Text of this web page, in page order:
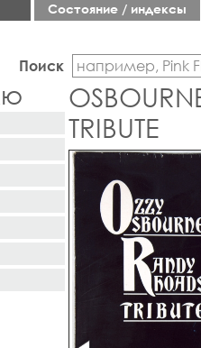
Cостояние / индексы
Поиск
TRIBUTE